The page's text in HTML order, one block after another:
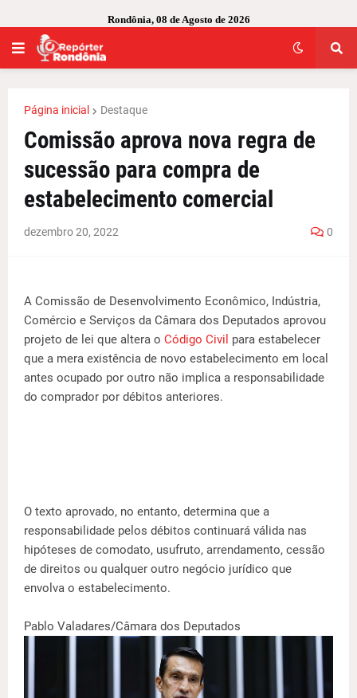
Rondônia, 08 de Agosto de 2026
Página inicial Destaque
Comissão aprova nova regra de
sucessão para compra de
estabelecimento comercial
dezembro 20, 2022 0
A Comissão de Desenvolvimento Econômico, Indústria,
Comércio e Serviços da Câmara dos Deputados aprovou
projeto de lei que altera o Código Civil para estabelecer
que a mera existência de novo estabelecimento em local
antes ocupado por outro não implica a responsabilidade
do comprador por débitos anteriores.
O texto aprovado, no entanto, determina que a
responsabilidade pelos débitos continuará válida nas
hipóteses de comodato, usufruto, arrendamento, cessão
de direitos ou qualquer outro negócio jurídico que
envolva o estabelecimento.
Pablo Valadares/Câmara dos Deputados